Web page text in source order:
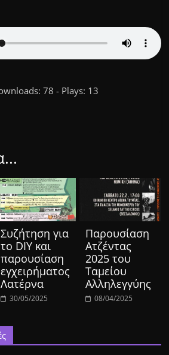
78 - Plays: 13
Συζήτηση για
το DIY και
παρουσίαση
εγχειρήματος
Λατέρνα
30/05/2025
Παρουσίαση
Ατζέντας
2025 του
Ταμείου
Αλληλεγγύης
08/04/2025